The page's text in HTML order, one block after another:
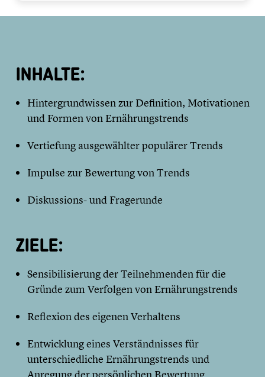
INHALTE:
Hintergrundwissen zur Definition, Motivationen
und Formen von Ernährungstrends
Vertiefung ausgewählter populärer Trends
Impulse zur Bewertung von Trends
Diskussions- und Fragerunde
ZIELE:
Sensibilisierung der Teilnehmenden für die
Gründe zum Verfolgen von Ernährungstrends
Reflexion des eigenen Verhaltens
Entwicklung eines Verständnisses für
unterschiedliche Ernährungstrends und